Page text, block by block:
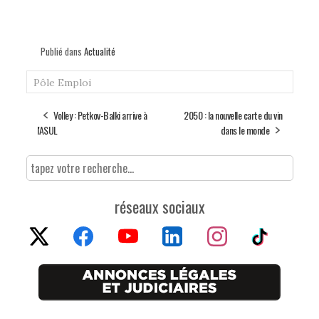
Publié dans Actualité
Pôle Emploi
Volley : Petkov-Balki arrive à
l'ASUL
2050 : la nouvelle carte du vin
dans le monde
réseaux sociaux